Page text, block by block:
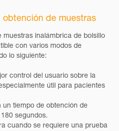
de muestras
inalámbrica de bolsillo
con varios modos de
lo siguiente:
control del usuario sobre la
útil para pacientes
tiempo de obtención de
segundos.
cuando se requiere una prueba